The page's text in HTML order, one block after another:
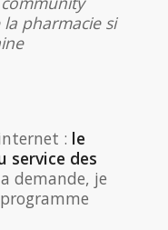
pharmacie si
: le
service des
demande, je